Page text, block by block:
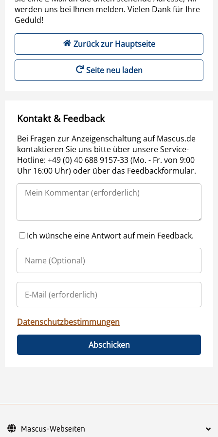
werden uns bei Ihnen melden. Vielen Dank für Ihre
Geduld!
Zurück zur Hauptseite
Seite neu laden
Kontakt & Feedback
Bei Fragen zur Anzeigenschaltung auf Mascus.de
kontaktieren Sie uns bitte über unsere Service-
Hotline: +49 (0) 40 688 9157-33 (Mo. - Fr. von 9:00
Uhr 16:00 Uhr) oder über das Feedbackformular.
Ich wünsche eine Antwort auf mein Feedback.
Datenschutzbestimmungen
Abschicken
Mascus-Webseiten